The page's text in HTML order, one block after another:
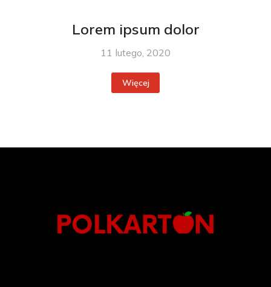
Lorem ipsum dolor
11 lutego, 2020
Więcej